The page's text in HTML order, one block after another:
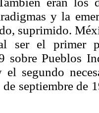
y la
suprimido.
ser el primer
sobre Pueblos
el segundo
septiembre de